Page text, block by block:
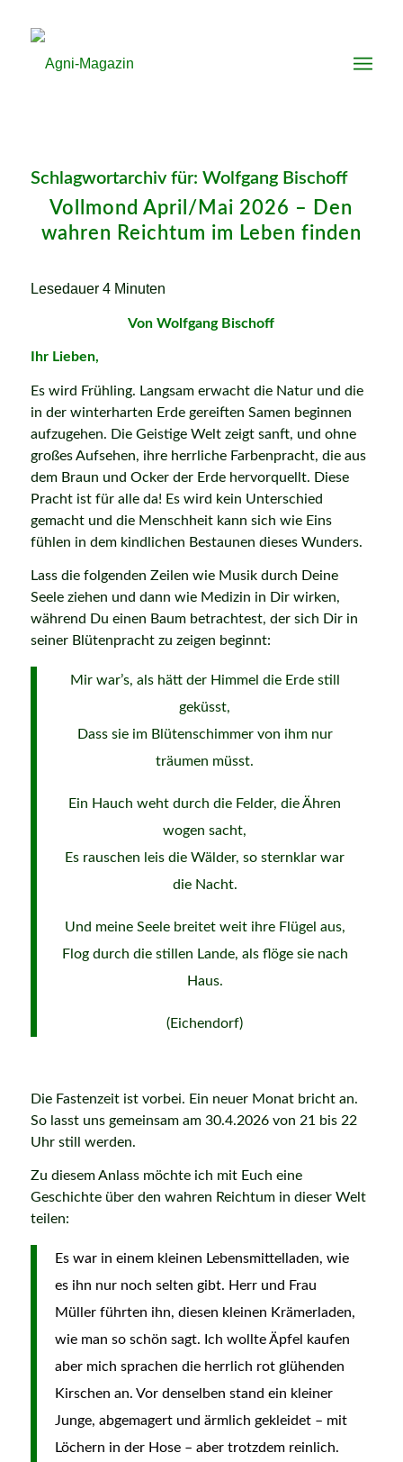
Schlagwortarchiv für: Wolfgang Bischoff
Vollmond April/Mai 2026 – Den
wahren Reichtum im Leben finden
Lesedauer 4 Minuten
Von Wolfgang Bischoff
Ihr Lieben,
Es wird Frühling. Langsam erwacht die Natur und die
in der winterharten Erde gereiften Samen beginnen
aufzugehen. Die Geistige Welt zeigt sanft, und ohne
großes Aufsehen, ihre herrliche Farbenpracht, die aus
dem Braun und Ocker der Erde hervorquellt. Diese
Pracht ist für alle da! Es wird kein Unterschied
gemacht und die Menschheit kann sich wie Eins
fühlen in dem kindlichen Bestaunen dieses Wunders.
Lass die folgenden Zeilen wie Musik durch Deine
Seele ziehen und dann wie Medizin in Dir wirken,
während Du einen Baum betrachtest, der sich Dir in
seiner Blütenpracht zu zeigen beginnt:
Mir war’s, als hätt der Himmel die Erde still
geküsst,
Dass sie im Blütenschimmer von ihm nur
träumen müsst.
Ein Hauch weht durch die Felder, die Ähren
wogen sacht,
Es rauschen leis die Wälder, so sternklar war
die Nacht.
Und meine Seele breitet weit ihre Flügel aus,
Flog durch die stillen Lande, als flöge sie nach
Haus.
(Eichendorf)
Die Fastenzeit ist vorbei. Ein neuer Monat bricht an.
So lasst uns gemeinsam am 30.4.2026 von 21 bis 22
Uhr still werden.
Zu diesem Anlass möchte ich mit Euch eine
Geschichte über den wahren Reichtum in dieser Welt
teilen:
Es war in einem kleinen Lebensmittelladen, wie
es ihn nur noch selten gibt. Herr und Frau
Müller führten ihn, diesen kleinen Krämerladen,
wie man so schön sagt. Ich wollte Äpfel kaufen
aber mich sprachen die herrlich rot glühenden
Kirschen an. Vor denselben stand ein kleiner
Junge, abgemagert und ärmlich gekleidet – mit
Löchern in der Hose – aber trotzdem reinlich.